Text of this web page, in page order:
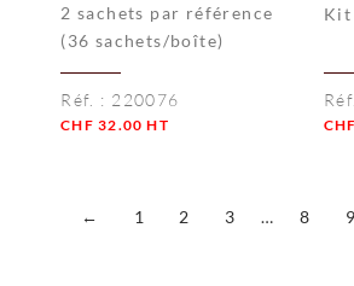
2 sachets par référence
(36 sachets/boîte)
Réf. : 220076
CHF 32.00 HT
Kit
CHF
← 1 2 3 … 8 9